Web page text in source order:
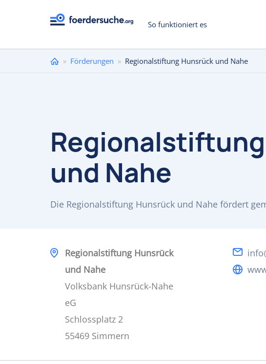
So funktioniert es
Sie
» Förderungen » Regionalstiftung Hunsrück und Nahe
und Nahe
Die Regionalstiftung Hunsrück und Nahe fördert
Regionalstiftung Hunsrück
und Nahe
Volksbank Hunsrück-Nahe
eG
Schlossplatz 2
55469 Simmern